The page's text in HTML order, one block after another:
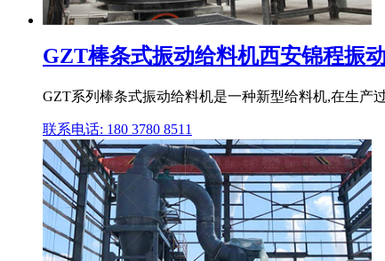
GZT棒条式振动给料机西安锦程振
GZT系列棒条式振动给料机是一种新型给料机,在生产
联系电话: 180 3780 8511